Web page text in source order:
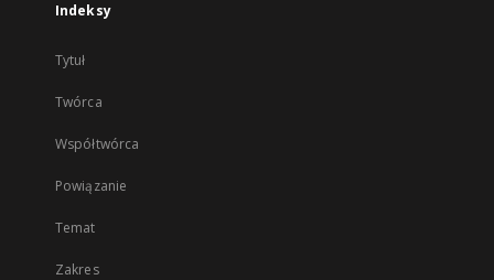
Indeksy
Tytuł
Twórca
Współtwórca
Powiązanie
Temat
Zakres